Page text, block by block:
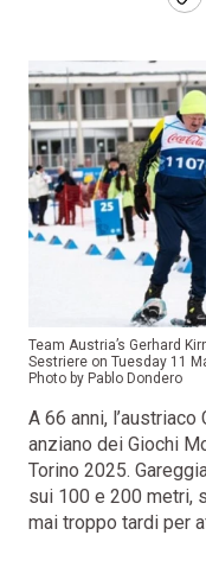
Team Austria’s Gerhard
Sestriere on Tuesday 11
Photo by Pablo Dondero
A 66 anni, l’austriaco
anziano dei Giochi
Torino 2025.
sui 100 e 200 metri,
mai troppo tardi per